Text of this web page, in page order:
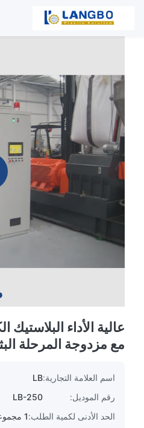
عالية الأداء البلاستيك
مع مزدوجة المرحلة البثق
اسم العلامة التجارية:LB
رقم الموديل:
LB-250
الحد الأدنى لكمية الطلب:1 مجموعة